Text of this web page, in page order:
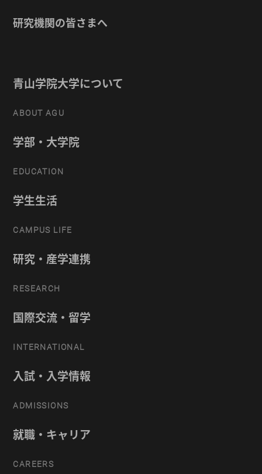
研究機関の皆さまへ
青山学院大学について
ABOUT AGU
学部・大学院
EDUCATION
学生生活
CAMPUS LIFE
研究・産学連携
RESEARCH
国際交流・留学
INTERNATIONAL
入試・入学情報
ADMISSIONS
就職・キャリア
CAREERS